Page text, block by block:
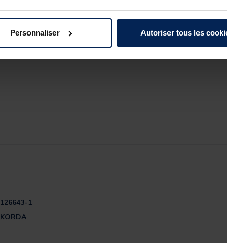
Personnaliser Autoriser tous les
126643-1
KORDA